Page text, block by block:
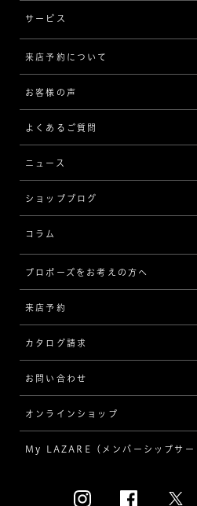
イエローゴールド
コンビネーション
[フォルムから選ぶ]
ストレート
ウェーブ
V字
[セッテイングから選ぶ]
ソリテール
ワンサイドメレ
ダブルサイドメレ
ラインメレ
人気の婚約指輪
結婚指輪（マリッジリング）
[素材から選ぶ]
リング
ネックレス/ペンダント
ピアス/イヤリング
ブレスレット
品質
歴史
企業の取り組み
サービス
サービスについて
アフターサービス
MESSAGE IN DIAMOND
品質保証
ブライダルアイテム
来店予約について
お客様の声
よくあるご質問
ニュース
ショップブログ
コラム
インタビュー
指輪
ダイヤモンド
プロポーズ
結婚式
プロポーズをお考えの方へ
来店予約
カタログ請求
お問い合わせ
オンラインショップ
My LAZARE（メンバーシップサー